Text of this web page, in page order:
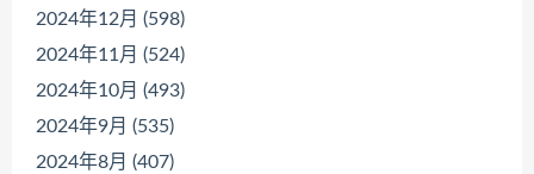
2024年12月 (598)
2024年11月 (524)
2024年10月 (493)
2024年9月 (535)
2024年8月 (407)